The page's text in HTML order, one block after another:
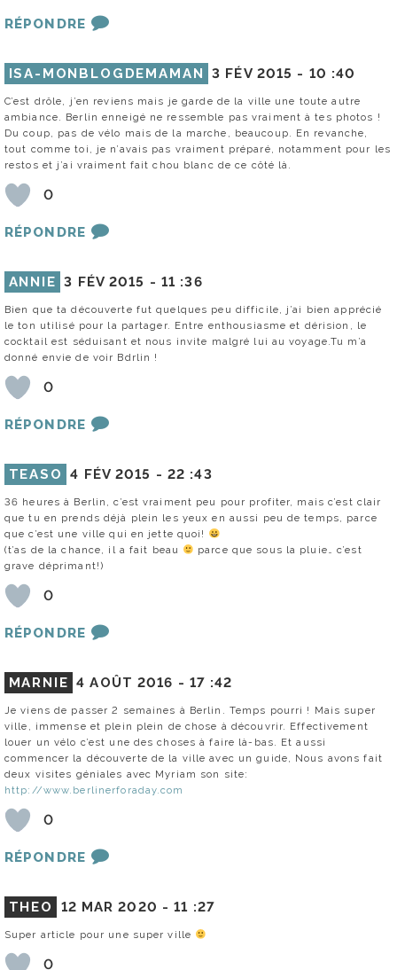
RÉPONDRE
ISA-MONBLOGDEMAMAN 3 FÉV 2015 - 10 :40
C’est drôle, j’en reviens mais je garde de la ville une toute autre
ambiance. Berlin enneigé ne ressemble pas vraiment à tes photos !
Du coup, pas de vélo mais de la marche, beaucoup. En revanche,
tout comme toi, je n’avais pas vraiment préparé, notamment pour les
restos et j’ai vraiment fait chou blanc de ce côté là.
0
RÉPONDRE
ANNIE 3 FÉV 2015 - 11 :36
Bien que ta découverte fut quelques peu difficile, j’ai bien apprécié
le ton utilisé pour la partager. Entre enthousiasme et dérision, le
cocktail est séduisant et nous invite malgré lui au voyage.Tu m’a
donné envie de voir Bdrlin !
0
RÉPONDRE
TEASO 4 FÉV 2015 - 22 :43
36 heures à Berlin, c’est vraiment peu pour profiter, mais c’est clair
que tu en prends déjà plein les yeux en aussi peu de temps, parce
que c’est une ville qui en jette quoi!
(t’as de la chance, il a fait beau
parce que sous la pluie… c’est
grave déprimant!)
0
RÉPONDRE
MARNIE 4 AOÛT 2016 - 17 :42
Je viens de passer 2 semaines à Berlin. Temps pourri ! Mais super
ville, immense et plein plein de chose à découvrir. Effectivement
louer un vélo c’est une des choses à faire là-bas. Et aussi
commencer la découverte de la ville avec un guide, Nous avons fait
deux visites géniales avec Myriam son site:
http://www.berlinerforaday.com
0
RÉPONDRE
THEO 12 MAR 2020 -11 :27
Super article pour une super ville
0